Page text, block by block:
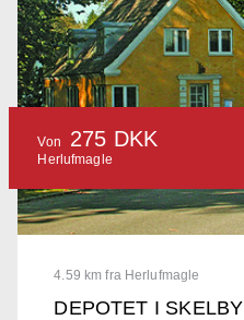
4.59 km fra Herlufmagle
DEPOTET I SKELBY
Von 275 DKK
Herlufmagle